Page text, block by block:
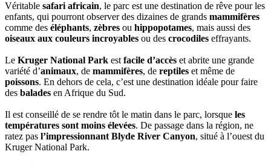
Véritable safari africain, le parc est une destination de rêve pour les
enfants, qui pourront observer des dizaines de grands mammifères
comme des éléphants, zèbres ou hippopotames, mais aussi des
oiseaux aux couleurs incroyables ou des crocodiles effrayants.
Le Kruger National Park est facile d’accès et abrite une grande
variété d’animaux, de mammifères, de reptiles et même de
poissons. En dehors de cela, c’est une destination idéale pour faire
des balades en Afrique du Sud.
Il est conseillé de se rendre tôt le matin dans le parc, lorsque les
températures sont moins élevées. De passage dans la région, ne
ratez pas l’impressionnant Blyde River Canyon, situé à l’ouest du
Kruger National Park.